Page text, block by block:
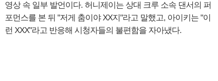
영상 속 일부 발언이다. 허니제이는 상대 크루 소속 댄서의 퍼
포먼스를 본 뒤 "저게 춤이야 XX지"라고 말했고, 아이키는 "이
런 XXX"라고 반응해 시청자들의 불편함을 자아냈다.